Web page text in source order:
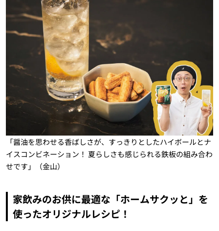
「醤油を思わせる香ばしさが、すっきりとしたハイボールとナ
イスコンビネーション！ 夏らしさも感じられる鉄板の組み合わ
せです」（金山）
家飲みのお供に最適な「ホームサクッと」を
使ったオリジナルレシピ！